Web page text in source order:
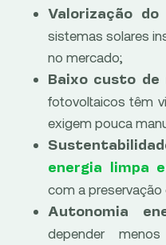
Valorização do
sistemas solares
no mercado;
Baixo custo de
fotovoltaicos têm
exigem pouca
energia limpa
com a
Autonomia
depender